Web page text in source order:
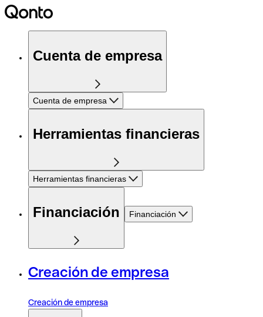
Cuenta de empresa
Cuenta de empresa
Herramientas financieras
Herramientas financieras
Financiación Financiación
Creación de empresa
Creación de empresa